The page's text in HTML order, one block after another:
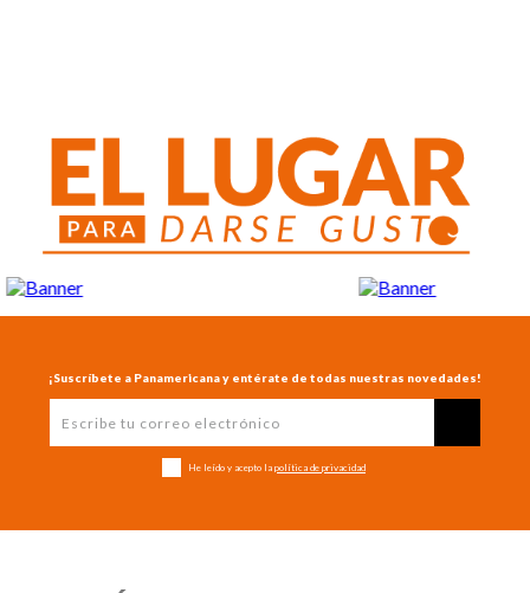
¡Suscríbete a Panamericana y entérate de todas nuestras novedades!
He leído y acepto la política de privacidad